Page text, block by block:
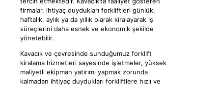
firmalar, ihtiyaç duydukları forkliftleri günlük,
haftalık, aylık ya da yıllık olarak kiralayarak iş
süreçlerini daha esnek ve ekonomik şekilde
yönetebilir.
Kavacık ve çevresinde sunduğumuz forklift
kiralama hizmetleri sayesinde işletmeler, yüksek
maliyetli ekipman yatırımı yapmak zorunda
kalmadan ihtiyaç duydukları forkliftlere hızlı ve